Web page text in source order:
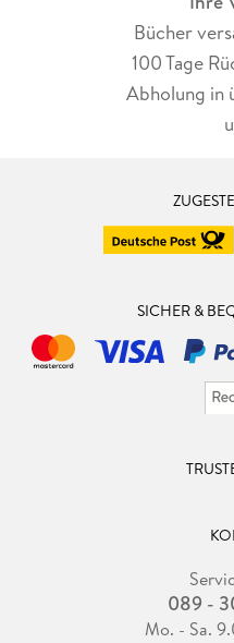
Bücher
100 Tage
Abholung in
SICHER &
089 -
Mo. - Sa.